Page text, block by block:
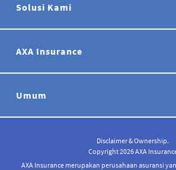
Solusi Kami
AXA Insurance
Umum
Disclaimer & Ownership.
Copyright 2026 AXA
AXA Insurance merupakan perusahaan asuransi